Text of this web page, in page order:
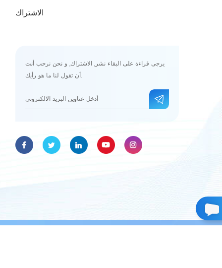
الاشتراك
يرجى قراءة على البقاء نشر, الاشتراك, و نحن نرحب أنت
أن تقول لنا ما هو رأيك.